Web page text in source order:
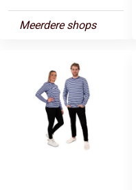
Meerdere shops